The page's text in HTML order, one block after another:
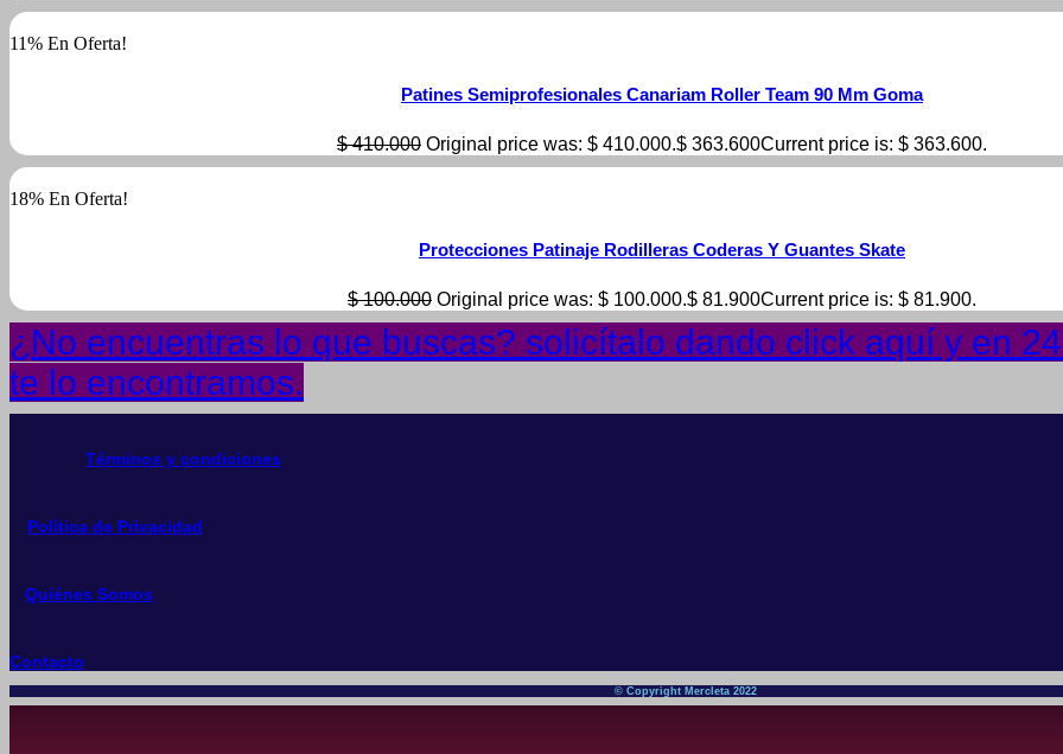
11% En Oferta!
Patines Semiprofesionales Canariam Roller Team 90 Mm Goma
$410.000 Original price was: $ 410.000.$ 363.600Current price is: $ 363.600.
18% En Oferta!
Protecciones Patinaje Rodilleras Coderas Y Guantes Skate
$100.000 Original price was: $ 100.000.$ 81.900Current price is: $ 81.900.
¿No encuentras lo que buscas? solicítalo dando click aquí y en
te lo encontramos.
Términos y condiciones
Política de Privacidad
Quiénes Somos
Contacto
© Copyright Mercleta 2022